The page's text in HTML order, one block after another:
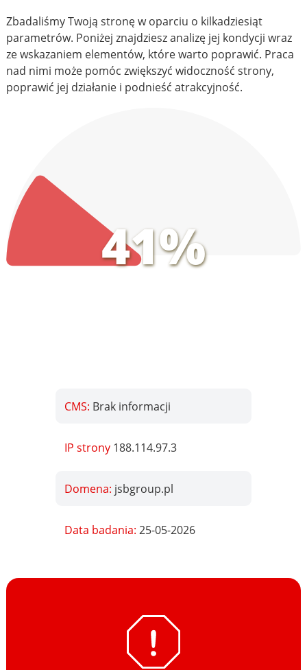
Zbadaliśmy Twoją stronę w oparciu o kilkadziesiąt
parametrów. Poniżej znajdziesz analizę jej kondycji wraz
ze wskazaniem elementów, które warto poprawić. Praca
nad nimi może pomóc zwiększyć widoczność strony,
poprawić jej działanie i podnieść atrakcyjność.
41%
CMS: Brak informacji
IP strony 188.114.97.3
Domena: jsbgroup.pl
Data badania:25-05-2026